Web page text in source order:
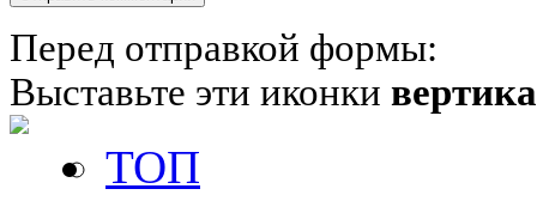
Перед отправкой формы:
Выставьте эти иконки
ТОП